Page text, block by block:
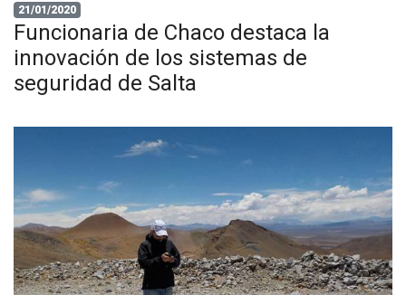
21/01/2020
Funcionaria de Chaco destaca la
innovación de los sistemas de
seguridad de Salta